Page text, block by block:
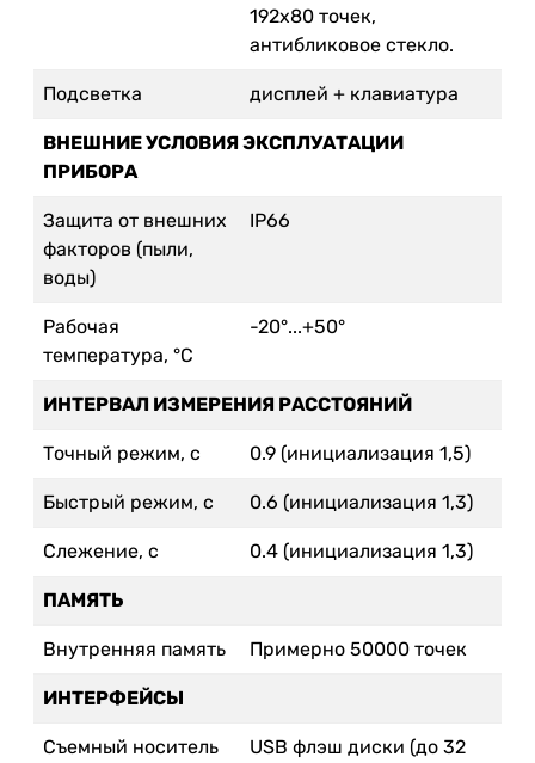
192х80 точек,
антибликовое стекло.
Подсветка дисплей + клавиатура
ВНЕШНИЕ УСЛОВИЯ ЭКСПЛУАТАЦИИ
ПРИБОРА
Защита от внешних
факторов (пыли,
воды)
IP66
Рабочая
температура, °С
-20°...+50°
ИНТЕРВАЛ ИЗМЕРЕНИЯ РАССТОЯНИЙ
Точный режим, с 0.9 (инициализация 1,5)
Быстрый режим, с 0.6 (инициализация 1,3)
Слежение, с 0.4 (инициализация 1,3)
ПАМЯТЬ
Внутренняя память Примерно 50000 точек
ИНТЕРФЕЙСЫ
Съемный носитель USB флэш диски (до 32